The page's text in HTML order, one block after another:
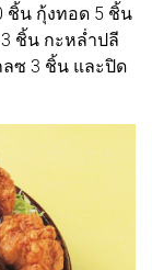
ชิ้น กุ้งทอด 5 ชิ้น
ชิ้น กะหล่ำปลี
ลซ 3 ชิ้น และปิด